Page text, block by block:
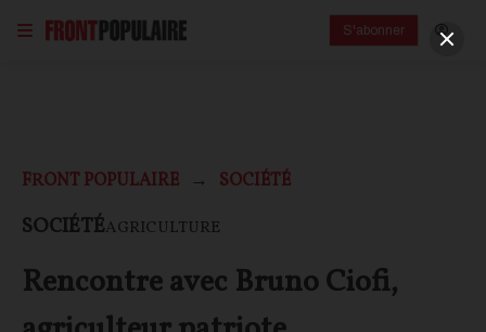
S'abonner
FRONT POPULAIRE SOCIÉTÉ
SOCIÉTÉAGRICULTURE
Rencontre avec Bruno Ciofi,